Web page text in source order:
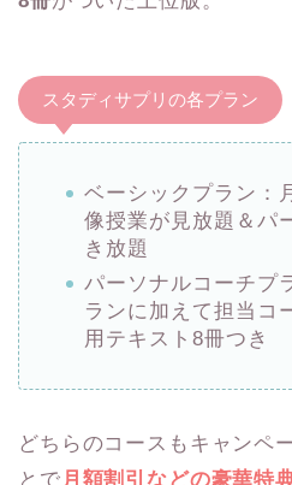
スタディサプリの各プラン
ベーシックプラン：
像授業が見放題＆パ
き放題
パーソナルコーチプ
ランに加えて担当コ
用テキスト8冊つき
どちらのコースもキャンペ
とで月額割引などの豪華特